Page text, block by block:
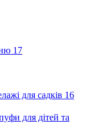
17
для садків 16
для дітей та